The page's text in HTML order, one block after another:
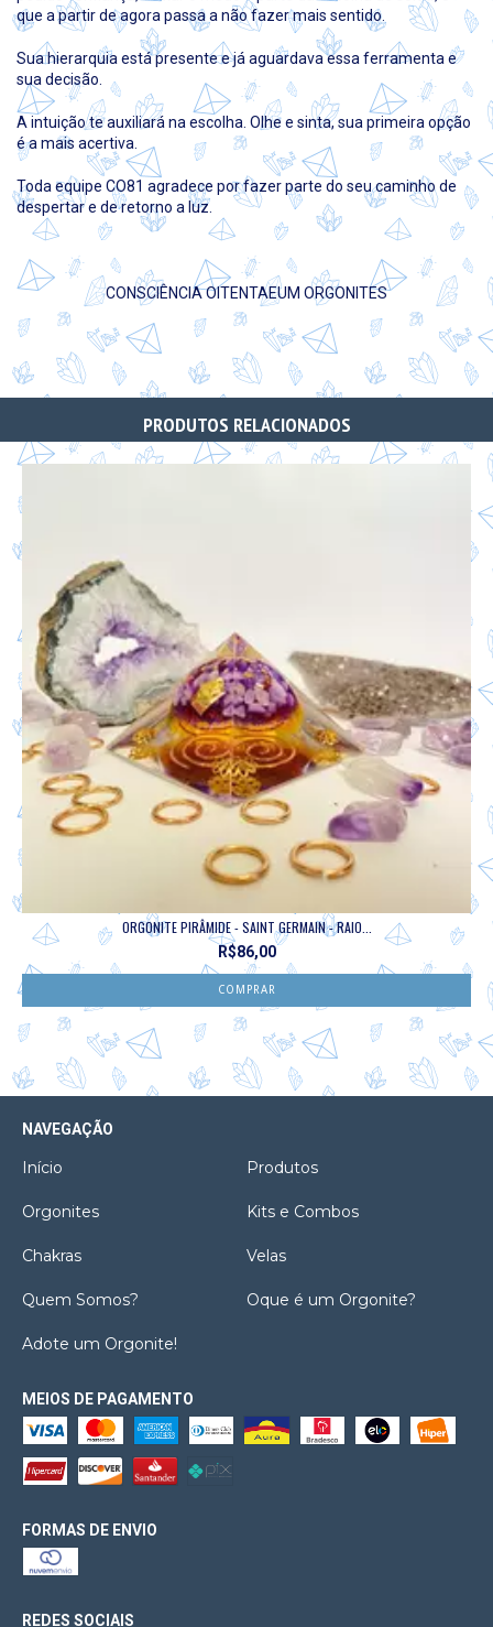
que a partir de agora passa a não fazer mais sentido.
Sua hierarquia está presente e já aguardava essa ferramenta e
sua decisão.
A intuição te auxiliará na escolha. Olhe e sinta, sua primeira opção
é a mais acertiva.
Toda equipe CO81 agradece por fazer parte do seu caminho de
despertar e de retorno a luz.
CONSCIÊNCIA OITENTAEUM ORGONITES
PRODUTOS RELACIONADOS
ORGONITE PIRÂMIDE - SAINT GERMAIN - RAIO...
R$86,00
NAVEGAÇÃO
Início Produtos
Orgonites Kits e Combos
Chakras Velas
Quem Somos? Oque é um Orgonite?
Adote um Orgonite!
MEIOS DE PAGAMENTO
FORMAS DE ENVIO
REDES SOCIAIS